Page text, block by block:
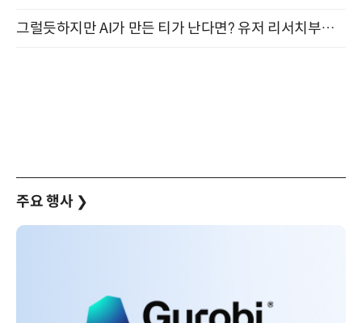
그럴듯하지만 AI가 만든 티가 난다면? 유저 리서치부터 배포까지! (9/15)
주요 행사 ❯